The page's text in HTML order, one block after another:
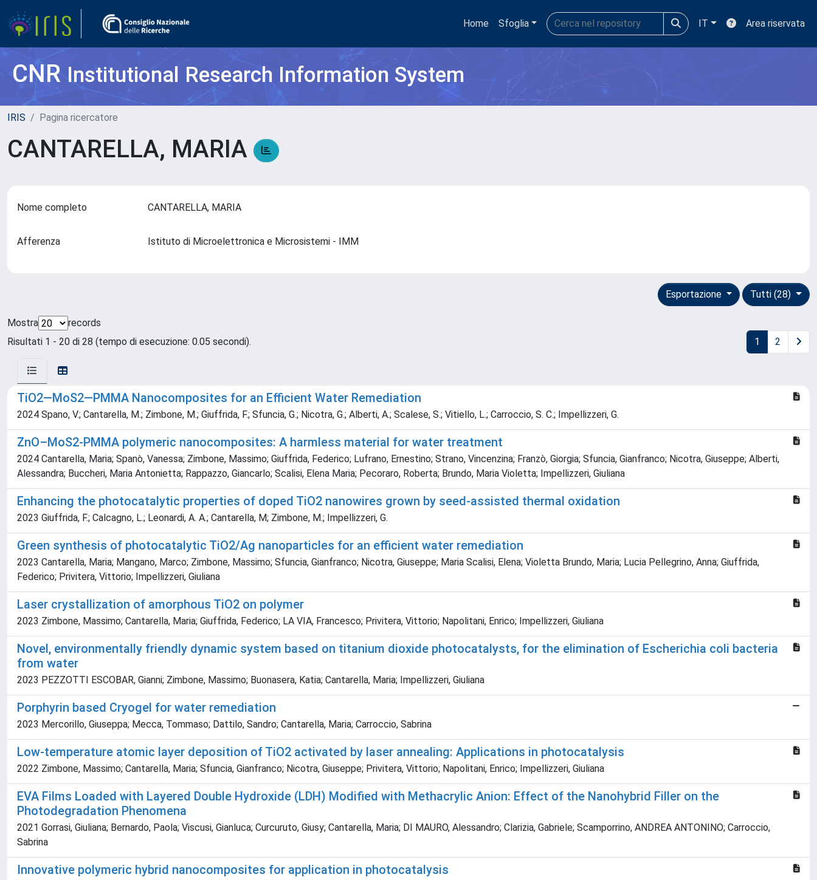
Home Sfoglia IT Area riservata
CNRInstitutional Research Information System
IRIS Pagina ricercatore
CANTARELLA, MARIA
Nome completo CANTARELLA, MARIA
Afferenza Istituto di Microelettronica e Microsistemi - IMM
Tutti (28)
Esportazione
Mostra
records
Risultati 1 - 20 di 28 (tempo di esecuzione: 0.05 secondi).
1 2
TiO2—MoS2—PMMA Nanocomposites for an Efficient Water Remediation
2024 Spano, V.; Cantarella, M.; Zimbone, M.; Giuffrida, F.; Sfuncia, G.; Nicotra, G.; Alberti, A.; Scalese, S.; Vitiello, L.; Carroccio, S. C.; Impellizzeri, G.
ZnO–MoS2-PMMA polymeric nanocomposites: A harmless material for water treatment
2024 Cantarella, Maria; Spanò, Vanessa; Zimbone, Massimo; Giuffrida, Federico; Lufrano, Ernestino; Strano, Vincenzina; Franzò, Giorgia; Sfuncia, Gianfranco; Nicotra, Giuseppe; Alberti,
Alessandra; Buccheri, Maria Antonietta; Rappazzo, Giancarlo; Scalisi, Elena Maria; Pecoraro, Roberta; Brundo, Maria Violetta; Impellizzeri, Giuliana
Enhancing the photocatalytic properties of doped TiO2 nanowires grown by seed-assisted thermal oxidation
2023 Giuffrida, F.; Calcagno, L.; Leonardi, A. A.; Cantarella, M; Zimbone, M.; Impellizzeri, G.
Green synthesis of photocatalytic TiO2/Ag nanoparticles for an efficient water remediation
2023 Cantarella, Maria; Mangano, Marco; Zimbone, Massimo; Sfuncia, Gianfranco; Nicotra, Giuseppe; Maria Scalisi, Elena; Violetta Brundo, Maria; Lucia Pellegrino, Anna; Giuffrida,
Federico; Privitera, Vittorio; Impellizzeri, Giuliana
Laser crystallization of amorphous TiO2 on polymer
2023 Zimbone, Massimo; Cantarella, Maria; Giuffrida, Federico; LA VIA, Francesco; Privitera, Vittorio; Napolitani, Enrico; Impellizzeri, Giuliana
Novel, environmentally friendly dynamic system based on titanium dioxide photocatalysts, for the elimination of Escherichia coli bacteria
from water
2023 PEZZOTTI ESCOBAR, Gianni; Zimbone, Massimo; Buonasera, Katia; Cantarella, Maria; Impellizzeri, Giuliana
Porphyrin based Cryogel for water remediation
2023 Mercorillo, Giuseppa; Mecca, Tommaso; Dattilo, Sandro; Cantarella, Maria; Carroccio, Sabrina
Low-temperature atomic layer deposition of TiO2 activated by laser annealing: Applications in photocatalysis
2022 Zimbone, Massimo; Cantarella, Maria; Sfuncia, Gianfranco; Nicotra, Giuseppe; Privitera, Vittorio; Napolitani, Enrico; Impellizzeri, Giuliana
EVA Films Loaded with Layered Double Hydroxide (LDH) Modified with Methacrylic Anion: Effect of the Nanohybrid Filler on the
Photodegradation Phenomena
2021 Gorrasi, Giuliana; Bernardo, Paola; Viscusi, Gianluca; Curcuruto, Giusy; Cantarella, Maria; DI MAURO, Alessandro; Clarizia, Gabriele; Scamporrino, ANDREA ANTONINO; Carroccio,
Sabrina
Innovative polymeric hybrid nanocomposites for application in photocatalysis